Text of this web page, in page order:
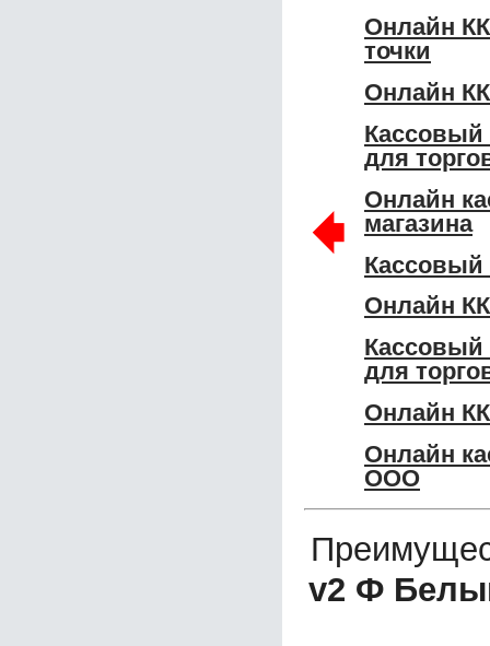
Онлайн
точки
Онлайн
для
Онлайн
магазина
Онлайн
для
Онлайн
Онлайн
ООО
🠸
v2 Ф